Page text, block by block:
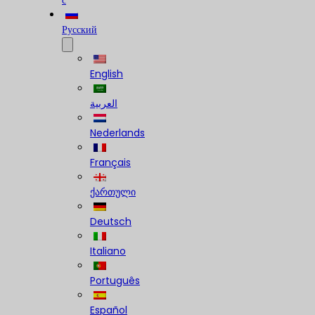
Русский
English
العربية
Nederlands
Français
ქართული
Deutsch
Italiano
Português
Español